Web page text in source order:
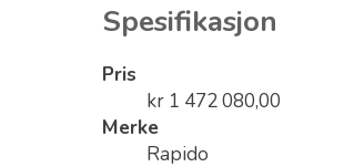
Spesifikasjon
Pris
kr 1 472 080,00
Merke
Rapido